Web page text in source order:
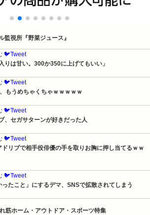
監視所『野菜ジュース』
🐦Tweet
りは甘い。300か350に上げてもいい」
🐦Tweet
もうめちゃくちゃｗｗｗｗｗ
🐦Tweet
、セガサターンが好きだった人
🐦Tweet
ドリブで相手役俳優の手を取りお胸に押し当てるｗｗ
🐦Tweet
ったこと」にするデマ、SNSで拡散されてしまう
筋ホーム・アウトドア・スポーツ特集